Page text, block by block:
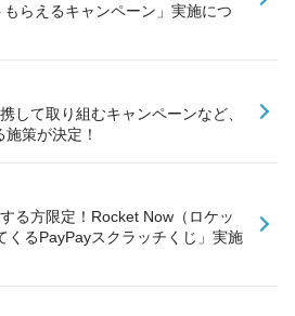
らえるキャンペーン」実施につ
して取り組むキャンペーンなど、
策が決定！
る方限定！Rocket Now（ロケッ
くるPayPayスクラッチくじ」実施